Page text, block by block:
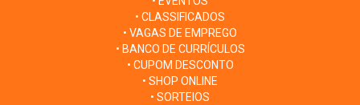
• CLASSIFICADOS
• VAGAS DE EMPREGO
• BANCO DE CURRÍCULOS
• CUPOM DESCONTO
• SHOP ONLINE
• SORTEIOS